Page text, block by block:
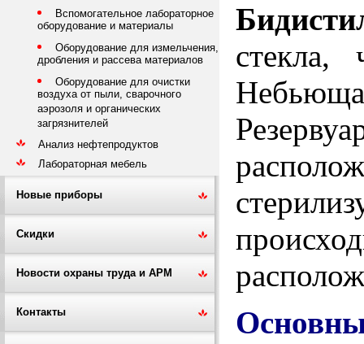
Вспомогательное лабораторное
оборудование и материалы
Оборудование для измельчения,
дробления и рассева материалов
Оборудование для очистки
воздуха от пыли, сварочного
аэрозоля и органических
загрязнителей
Анализ нефтепродуктов
Лабораторная мебель
Новые приборы
Скидки
Новости охраны труда и АРМ
Контакты
стекла,